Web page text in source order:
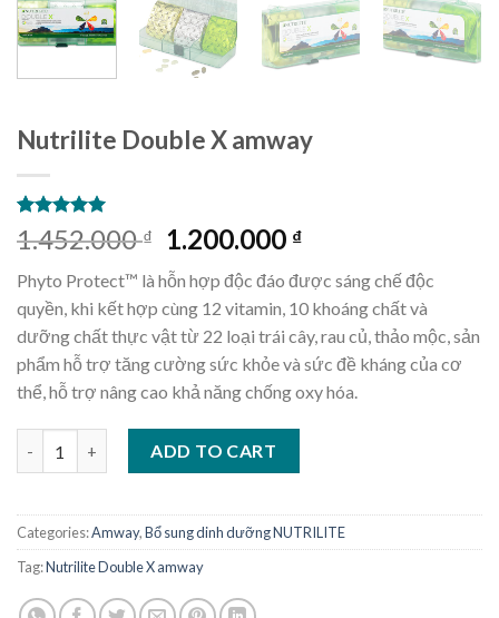
Nutrilite Double X amway
Rated5.00
out of 5
1
customer
rating
1.452.000₫
Original
price
was:
1.452.000 ₫.
1.200.000 ₫Current
is:
1.200.000 ₫.
Phyto Protect™ là hỗn hợp độc đáo được sáng chế độc
quyền, khi kết hợp cùng 12 vitamin, 10 khoáng chất và
dưỡng chất thực vật từ 22 loại trái cây, rau củ, thảo mộc, sản
phẩm hỗ trợ tăng cường sức khỏe và sức đề kháng của cơ
thể, hỗ trợ nâng cao khả năng chống oxy hóa.
ADD TO CART
Categories:Amway,Bổ sung dinh dưỡng NUTRILITE
Tag:Nutrilite Double X amway